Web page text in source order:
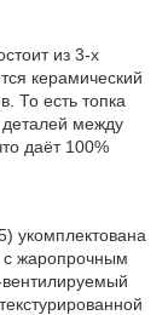
из 3-х
керамический
То есть топка
между
даёт 100%
укомплектована
с жаропрочным